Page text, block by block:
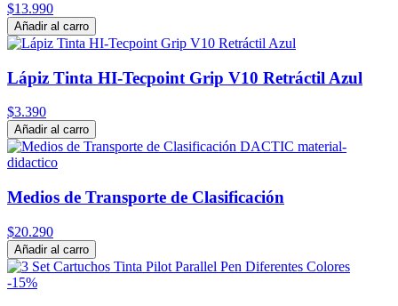
$13.990
Añadir al carro
Lápiz Tinta HI-Tecpoint Grip V10 Retráctil Azul
$3.390
Añadir al carro
Medios de Transporte de Clasificación
$20.290
Añadir al carro
-15%